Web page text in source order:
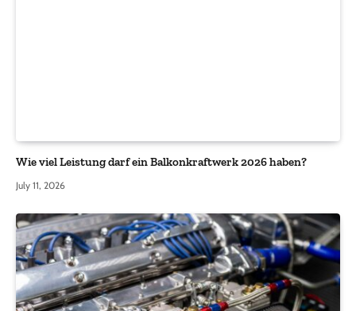
Wie viel Leistung darf ein Balkonkraftwerk 2026 haben?
July 11, 2026